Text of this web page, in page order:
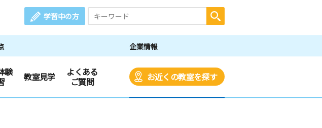
学習中の方
企業情報
験
教室見学
よくある
ご質問
お近くの教室を探す